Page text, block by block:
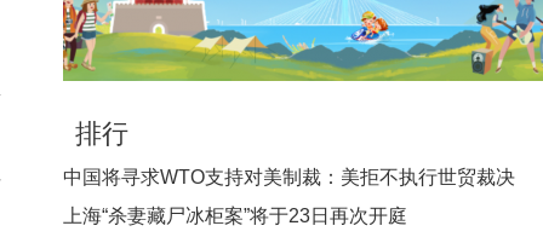
排行
中国将寻求WTO支持对美制裁：美拒不执行世贸裁决
上海“杀妻藏尸冰柜案”将于23日再次开庭